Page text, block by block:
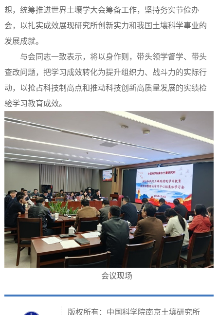
想，统筹推进世界土壤学大会筹备工作，坚持务实节俭办
会，以扎实成效展现研究所创新实力和我国土壤科学事业的
发展成就。
与会同志一致表示，将以身作则，带头领学督学、带头
查改问题，把学习成效转化为提升组织力、战斗力的实际行
动，以抢占科技制高点和推动科技创新高质量发展的实绩检
验学习教育成效。
会议现场
版权所有：中国科学院南京土壤研究所